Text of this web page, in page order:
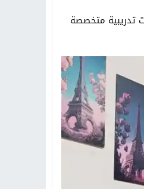
تدريبية متخصصة